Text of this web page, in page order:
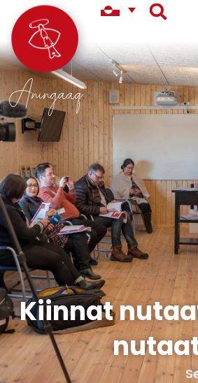
Aningaaq
Kiinnat